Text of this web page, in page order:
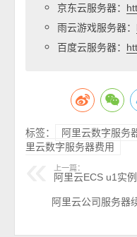
京东云服务器：
雨云游戏服务器：
百度云服务器：
标签： 阿里云数字服务
里云数字服务器费用
上一篇：
阿里云ECS u1实
阿里云公司服务器